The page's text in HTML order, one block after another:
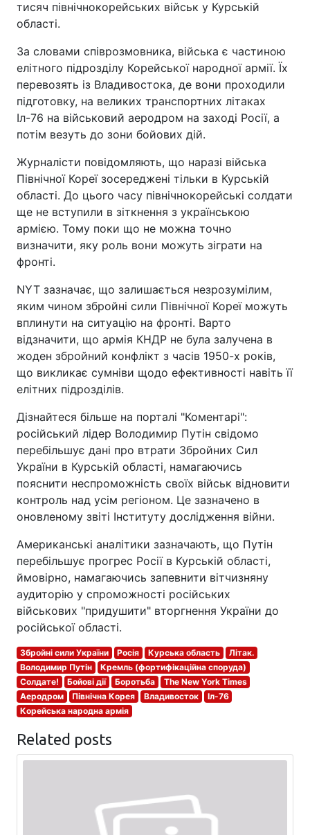
тисяч північнокорейських військ у Курській
області.
За словами співрозмовника, війська є частиною
елітного підрозділу Корейської народної армії. Їх
перевозять із Владивостока, де вони проходили
підготовку, на великих транспортних літаках
Іл-76 на військовий аеродром на заході Росії, а
потім везуть до зони бойових дій.
Журналісти повідомляють, що наразі війська
Північної Кореї зосереджені тільки в Курській
області. До цього часу північнокорейські солдати
ще не вступили в зіткнення з українською
армією. Тому поки що не можна точно
визначити, яку роль вони можуть зіграти на
фронті.
NYT зазначає, що залишається незрозумілим,
яким чином збройні сили Північної Кореї можуть
вплинути на ситуацію на фронті. Варто
відзначити, що армія КНДР не була залучена в
жоден збройний конфлікт з часів 1950-х років,
що викликає сумніви щодо ефективності навіть її
елітних підрозділів.
Дізнайтеся більше на порталі "Коментарі":
російський лідер Володимир Путін свідомо
перебільшує дані про втрати Збройних Сил
України в Курській області, намагаючись
пояснити неспроможність своїх військ відновити
контроль над усім регіоном. Це зазначено в
оновленому звіті Інституту дослідження війни.
Американські аналітики зазначають, що Путін
перебільшує прогрес Росії в Курській області,
ймовірно, намагаючись запевнити вітчизняну
аудиторію у спроможності російських
військових "придушити" вторгнення України до
російської області.
Збройні сили України Росія Курська область
Літак.
Володимир Путін
Кремль (фортифікаційна споруда)
Солдате!
Бойові дії Боротьба
The New York Times
Аеродром
Північна Корея Владивосток
Іл-76
Корейська народна армія
Related posts